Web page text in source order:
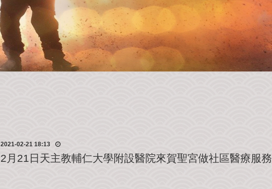
2021-02-21 18:13
2月21日天主教輔仁大學附設醫院來賀聖宮做社區醫療服務